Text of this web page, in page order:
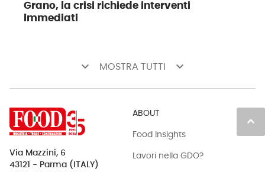
Grano, la crisi richiede interventi
immediati
keyboard_arrow_down MOSTRA TUTTI keyboard_arrow_down
keyboard_arrow_up
Via Mazzini, 6
43121 - Parma (ITALY)
ABOUT
Food Insights
Lavori nella GDO?